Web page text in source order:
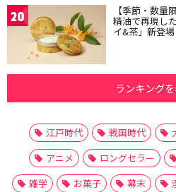
20 【季節・数量
精油で再現し
イ&茶」新登場
ランキング
江戸時代 戦国時代
アニメ
ロングセラー
雑学
お菓子 幕末